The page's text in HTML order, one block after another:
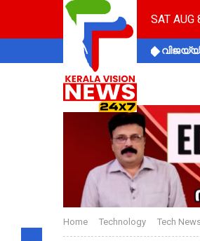
SAT
Home Technology Tech